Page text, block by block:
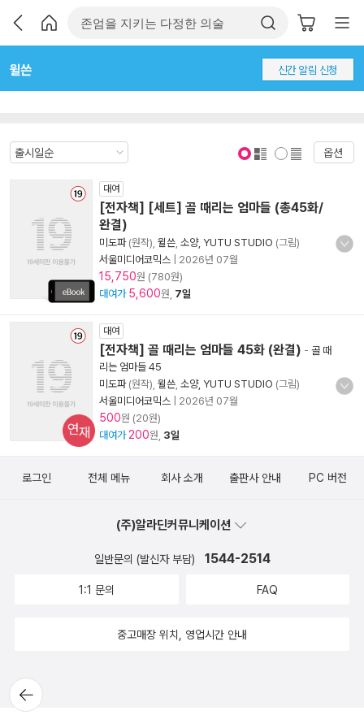
윌쓴 신간 알림 신청
옵션
대여
[전자책] [세트] 골 때리는 엄마들 (총45화/
완결)
미도파(원작), 윌쓴 소양, YUTU STUDIO (그림)
서울미디어코믹스
2026년 07월
15,750원 (780원)
대여가 5,600원, 7일
대여
[전자책] 골 때리는 엄마들 45화 (완결) - 골 때
리는 엄마들 45
미도파(원작), 윌쓴 소양, YUTU STUDIO (그림)
서울미디어코믹스
2026년 07월
500원 (20원)
대여가 200원, 3일
뒤로가
기
로그인 전체 메뉴 회사 소개 출판사 안내 PC 버전
(주)알라딘커뮤니케이션
일반문의 (발신자 부담) 1544-2514
1:1 문의 FAQ
중고매장 위치, 영업시간 안내